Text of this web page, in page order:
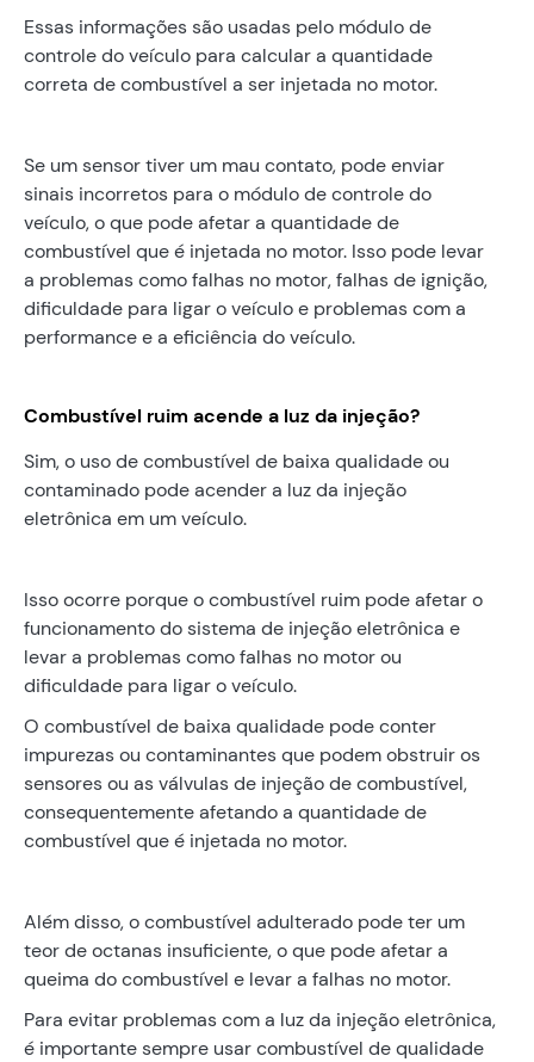
Essas informações são usadas pelo módulo de
controle do veículo para calcular a quantidade
correta de combustível a ser injetada no motor.
Se um sensor tiver um mau contato, pode enviar
sinais incorretos para o módulo de controle do
veículo, o que pode afetar a quantidade de
combustível que é injetada no motor. Isso pode levar
a problemas como falhas no motor, falhas de ignição,
dificuldade para ligar o veículo e problemas com a
performance e a eficiência do veículo.
Combustível ruim acende a luz da injeção?
Sim, o uso de combustível de baixa qualidade ou
contaminado pode acender a luz da injeção
eletrônica em um veículo.
Isso ocorre porque o combustível ruim pode afetar o
funcionamento do sistema de injeção eletrônica e
levar a problemas como falhas no motor ou
dificuldade para ligar o veículo.
O combustível de baixa qualidade pode conter
impurezas ou contaminantes que podem obstruir os
sensores ou as válvulas de injeção de combustível,
consequentemente afetando a quantidade de
combustível que é injetada no motor.
Além disso, o combustível adulterado pode ter um
teor de octanas insuficiente, o que pode afetar a
queima do combustível e levar a falhas no motor.
Para evitar problemas com a luz da injeção eletrônica,
é importante sempre usar combustível de qualidade